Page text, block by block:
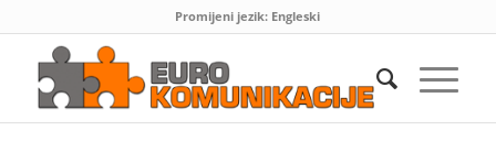
Promijeni jezik: Engleski